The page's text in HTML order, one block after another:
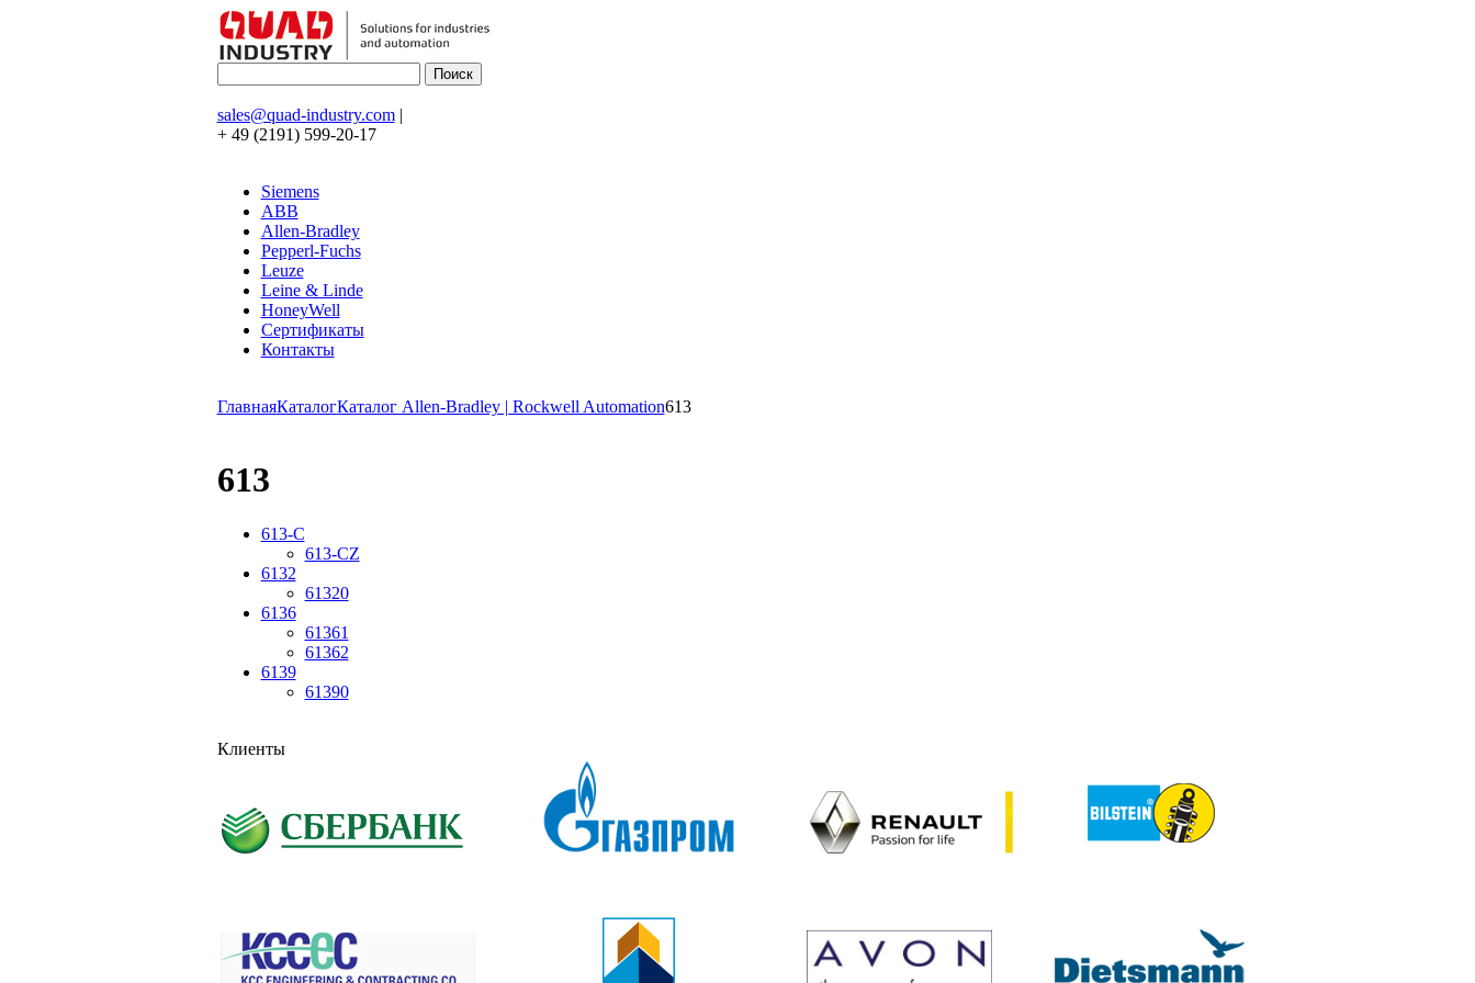
sales@quad-industry.com|
+ 49 (2191) 599-20-17
Siemens
ABB
Allen-Bradley
Pepperl-Fuchs
Leuze
Leine & Linde
HoneyWell
Сертификаты
Контакты
ГлавнаяКаталогКаталог Allen-Bradley | Rockwell Automation613
613
613-C
613-CZ
6132
61320
6136
61361
61362
6139
61390
Клиенты